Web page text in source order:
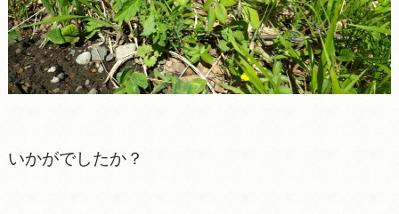
いかがでしたか？